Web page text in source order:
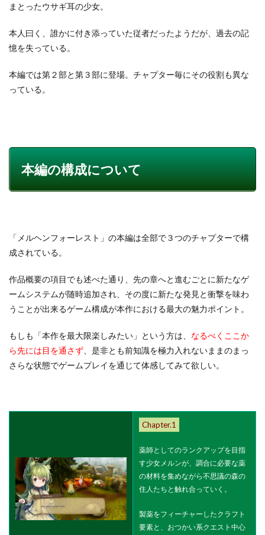
まとったウサギ耳の少女。
本人曰く、誰かに付き添っていた従者だったようだが、過去の記
憶を失っている。
本編では第２部と第３部に登場。チャプター毎にその役割も異な
っている。
本編の構成について
「メルヘンフォーレスト」の本編は全部で３つのチャプターで構
成されている。
作品概要の項目でも述べた通り、先の章へと進むごとに新たなゲ
ームシステムが随時追加され、その度に新たな発見と衝撃を味わ
うことが出来るゲーム構成が本作における最大の魅力ポイント。
もしも「本作を最大限楽しみたい」という方は、 なるべくここか
ら先には目を通さず 、是非とも前知識を極力入れないままのまっ
さらな状態でゲームプレイを通じて体感してみて欲しい。
Chapter.1
薬師としてのランクアップを目指
す少女メルンが、調合に必要な薬
の材料を集めながら不思議の森の
住人たちと触れ合っていく。
製薬をフィーチャーしたクラフト
要素と、おつかい系クエスト中心